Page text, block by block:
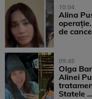
10:04
Alina
de
09:45
Olga
Alinei
Statele ...